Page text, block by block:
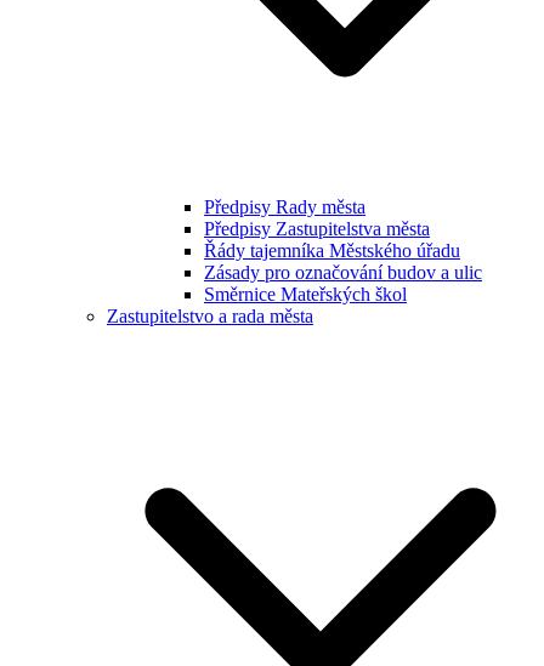
Předpisy Rady města
Předpisy Zastupitelstva města
Řády tajemníka Městského úřadu
Zásady pro označování budov a ulic
Směrnice Mateřských škol
Zastupitelstvo a rada města